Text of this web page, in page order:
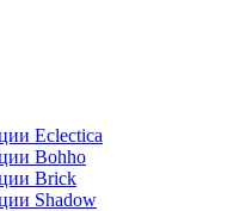
Eclectica
Bohho
Brick
Shadow